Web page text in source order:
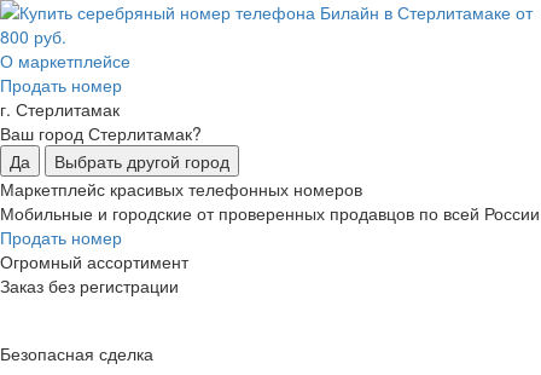
О маркетплейсе
Продать номер
г. Стерлитамак
Ваш город Стерлитамак?
Да
Выбрать другой город
Маркетплейс красивых телефонных номеров
Мобильные и городские от проверенных продавцов по всей России
Продать номер
Огромный ассортимент
Заказ без регистрации
Безопасная сделка